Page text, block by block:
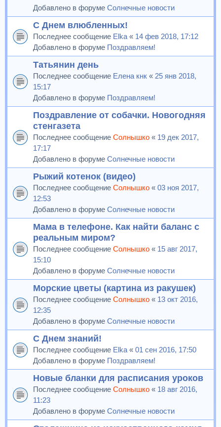
Добавлено в форуме Солнечные новости
С Днем влюбленных!
Последнее сообщение Elka « 14 фев 2018, 17:12
Добавлено в форуме Поздравляем!
Татьянин день
Последнее сообщение Елена кнк « 25 янв 2018,
15:17
Добавлено в форуме Поздравляем!
Поздравление от собачки. Новогодняя
стенгазета
Последнее сообщение Солнышко « 19 дек 2017,
17:17
Добавлено в форуме Солнечные новости
Рыжий котенок (видео)
Последнее сообщение Солнышко « 03 ноя 2017,
12:53
Добавлено в форуме Солнечные новости
Мама в телефоне. Как найти баланс с
реальным миром?
Последнее сообщение Солнышко « 15 авг 2017,
15:10
Добавлено в форуме Солнечные новости
Морские цветы (картина из ракушек)
Последнее сообщение Солнышко « 13 окт 2016,
12:35
Добавлено в форуме Солнечные новости
С Днем знаний!
Последнее сообщение Elka « 01 сен 2016, 17:50
Добавлено в форуме Поздравляем!
Новые бланки для расписания уроков
Последнее сообщение Солнышко « 18 авг 2016,
11:23
Добавлено в форуме Солнечные новости